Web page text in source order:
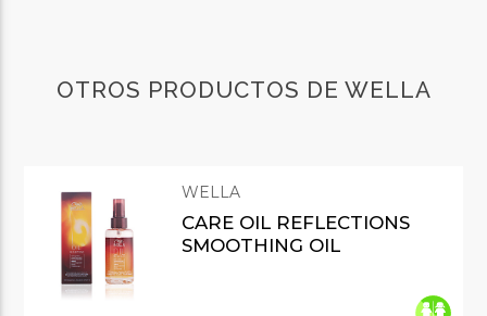
OTROS PRODUCTOS DE WELLA
WELLA
CARE OIL REFLECTIONS
SMOOTHING OIL